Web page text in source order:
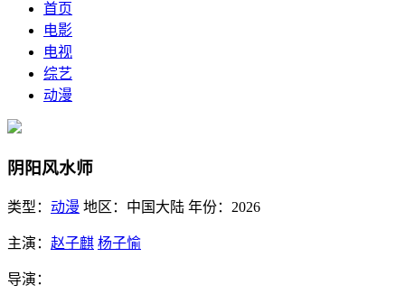
首页
电影
电视
综艺
动漫
阴阳风水师
类型： 动漫 地区： 中国大陆 年份： 2026
主演： 赵子麒 杨子愉
导演：